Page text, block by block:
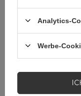
Brauchen
Fragen?
Stellen Sie eine
und wir werden
und die
andere
Analytics-
Werbe-